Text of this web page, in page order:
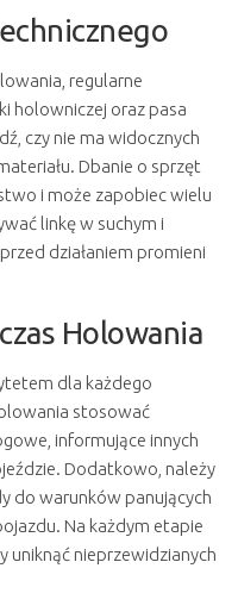
regularne
holowniczej oraz pasa
czy nie ma widocznych
Dbanie o sprzęt
i może zapobiec wielu
linkę w suchym i
działaniem promieni
Holowania
dla każdego
stosować
informujące innych
Dodatkowo, należy
do warunków panujących
Na każdym etapie
uniknąć nieprzewidzianych